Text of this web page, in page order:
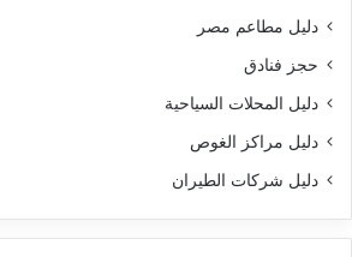
دليل مطاعم مصر
حجز فنادق
دليل المحلات السياحية
دليل مراكز الغوص
دليل شركات الطيران